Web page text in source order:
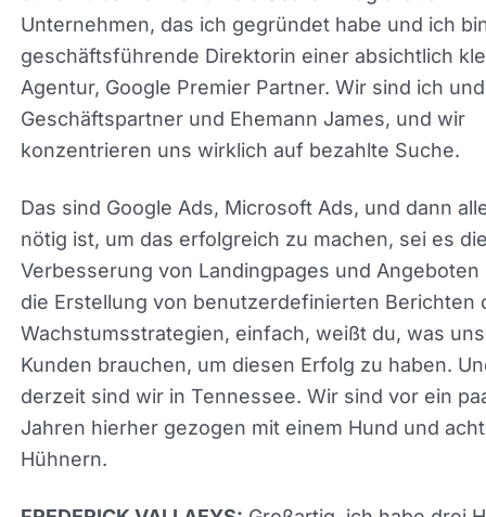
seit etwa 20 Jahren. Und Paid Search Magic ist
Unternehmen, das ich gegründet habe und ich
geschäftsführende Direktorin einer absichtlich
Agentur, Google Premier Partner. Wir sind ich
Geschäftspartner und Ehemann James, und wir
Das sind Google Ads, Microsoft Ads, und dann
was nötig ist, um das erfolgreich zu machen, sei
Verbesserung von Landingpages und Angeboten
die Erstellung von benutzerdefinierten Berichten
Wachstumsstrategien, einfach, weißt du, was
Kunden brauchen, um diesen Erfolg zu haben.
derzeit sind wir in Tennessee. Wir sind vor ein
Jahren hierher gezogen mit einem Hund und acht